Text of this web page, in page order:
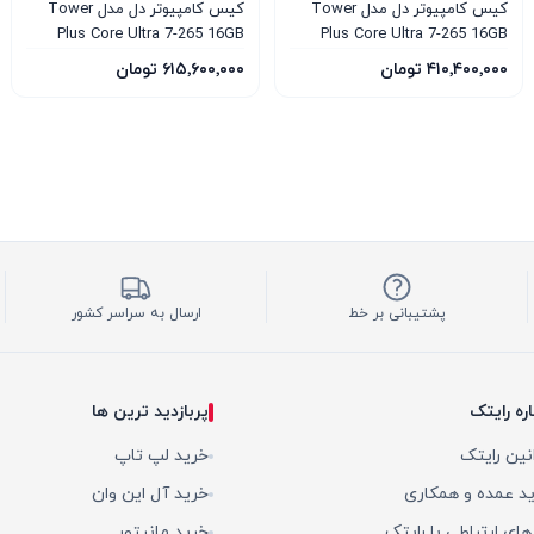
کیس کامپیوتر دل مدل Tower
Plus Core Ultra 7-265 16GB
1TB SSD 8GB RTX 5060
۴۱۰٬۴۰۰٬۰۰۰ تومان
کیس کامپیوتر دل مدل Tower
Plus Core Ultra 7-265 16GB
1TB SSD 12GB RTX 5070
۶۱۵٬۶۰۰٬۰۰۰ تومان
پشتیبانی بر خط ارسال به سراسر کشور
رایتک
رایتک
عمده و همکاری
پربازدید ترین ها
خرید لپ تاپ
خرید آل این وان